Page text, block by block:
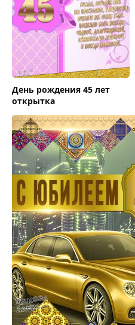
День рождения 45 лет
открытка